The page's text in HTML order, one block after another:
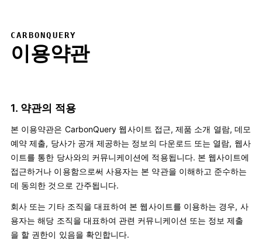
CARBONQUERY
이용약관
1. 약관의 적용
본 이용약관은 CarbonQuery 웹사이트 접근, 제품 소개 열람, 데모
예약 제출, 당사가 공개 제공하는 정보의 다운로드 또는 열람, 웹사
이트를 통한 당사와의 커뮤니케이션에 적용됩니다. 본 웹사이트에
접근하거나 이용함으로써 사용자는 본 약관을 이해하고 준수하는
데 동의한 것으로 간주됩니다.
회사 또는 기타 조직을 대표하여 본 웹사이트를 이용하는 경우, 사
용자는 해당 조직을 대표하여 관련 커뮤니케이션 또는 정보 제출
을 할 권한이 있음을 확인합니다.